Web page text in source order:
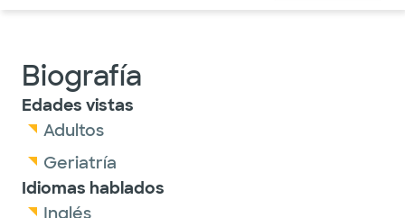
Biografía
Edades vistas
Adultos
Geriatría
Idiomas hablados
Inglés